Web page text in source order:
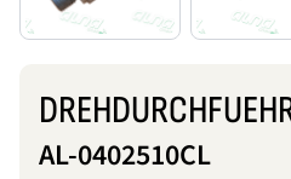
AL-0402510CL